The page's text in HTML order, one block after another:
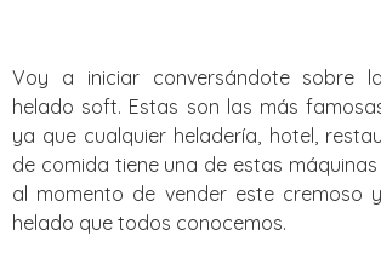
Voy a iniciar conversándote sobre
helado soft. Estas son las más
ya que cualquier heladería, hotel,
de comida tiene una de estas
al momento de vender este cremoso
helado que todos conocemos.